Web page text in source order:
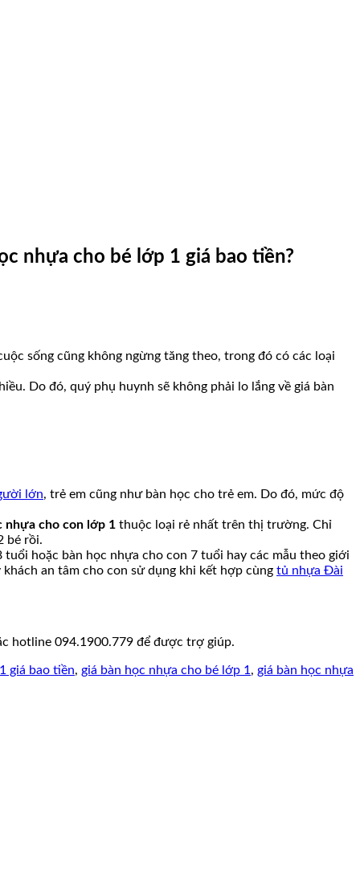
nhựa cho bé lớp 1 giá bao tiền?
sống cũng không ngừng tăng theo, trong đó có các loại
Do đó, quý phụ huynh sẽ không phải lo lắng về giá bàn
lớn, trẻ em cũng như bàn học cho trẻ em. Do đó, mức độ
nhựa cho con lớp 1 thuộc loại rẻ nhất trên thị trường. Chỉ
bé rồi.
hoặc bàn học nhựa cho con 7 tuổi hay các mẫu theo giới
an tâm cho con sử dụng khi kết hợp cùng tủ nhựa Đài
hotline 094.1900.779 để được trợ giúp.
giá bao tiền, giá bàn học nhựa cho bé lớp 1 , giá bàn học nhựa